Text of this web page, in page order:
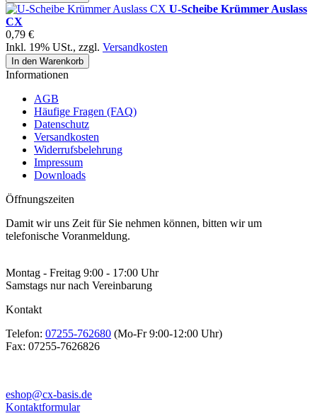
U-Scheibe Krümmer Auslass
CX
0,79 €
Inkl. 19% USt., zzgl. Versandkosten
In den Warenkorb
Informationen
AGB
Häufige Fragen (FAQ)
Datenschutz
Versandkosten
Widerrufsbelehrung
Impressum
Downloads
Öffnungszeiten
Damit wir uns Zeit für Sie nehmen können, bitten wir um
telefonische Voranmeldung.
Montag - Freitag 9:00 - 17:00 Uhr
Samstags nur nach Vereinbarung
Kontakt
Telefon: 07255-762680 (Mo-Fr 9:00-12:00 Uhr)
Fax: 07255-7626826
eshop@cx-basis.de
Kontaktformular